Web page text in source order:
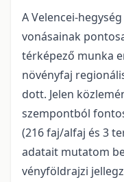
A Velencei-
vonásainak
térképező munka
növényfaj
dott. Je­­len
szempontból
(216 faj/alfaj és 3
adatait mutatom
vény­föld­raj­zi